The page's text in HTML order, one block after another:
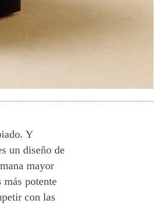
Y
un diseño de
mayor
potente
con las